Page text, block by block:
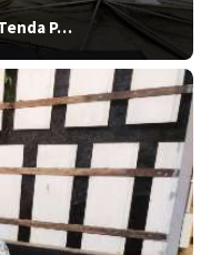
P…